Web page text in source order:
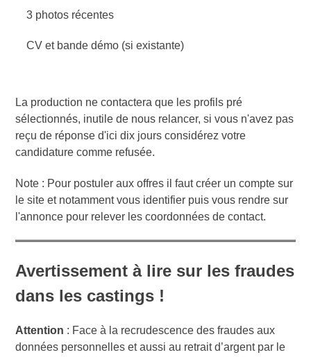
3 photos récentes
CV et bande démo (si existante)
La production ne contactera que les profils pré
sélectionnés, inutile de nous relancer, si vous n'avez pas
reçu de réponse d'ici dix jours considérez votre
candidature comme refusée.
Note : Pour postuler aux offres il faut créer un compte sur
le site et notamment vous identifier puis vous rendre sur
l'annonce pour relever les coordonnées de contact.
Avertissement à lire sur les fraudes
dans les castings !
Attention : Face à la recrudescence des fraudes aux
données personnelles et aussi au retrait d’argent par le